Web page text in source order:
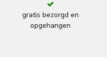
gratis bezorgd en
opgehangen